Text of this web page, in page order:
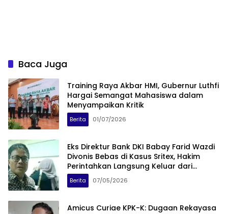
Baca Juga
Training Raya Akbar HMI, Gubernur Luthfi
Hargai Semangat Mahasiswa dalam
Menyampaikan Kritik
Berita 01/07/2026
Eks Direktur Bank DKI Babay Farid Wazdi
Divonis Bebas di Kasus Sritex, Hakim
Perintahkan Langsung Keluar dari
Tahanan
Berita 07/05/2026
Amicus Curiae KPK-K: Dugaan Rekayasa